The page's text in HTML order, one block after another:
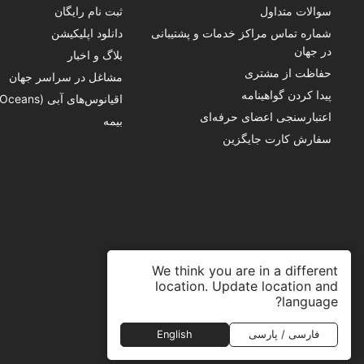
سوالات متداول
شماره تماس‌ مراکز خدمات و پشتیبانی
در جهان
حفاظت از مشتری
پیدا کردن گواهینامه
اعتبارسنجی اعضای حرفه‌ای
سفارش کارت جایگزین
ثبت نام رایگان
دانلود اپلیکیشن
بلاگ و اخبار
مشاغل در سراسر جهان
اقیانوس‌های آبی (Blue Oceans)
بیمه
We think you are in a different
location. Update location and
language?
فارسی / پارسی English